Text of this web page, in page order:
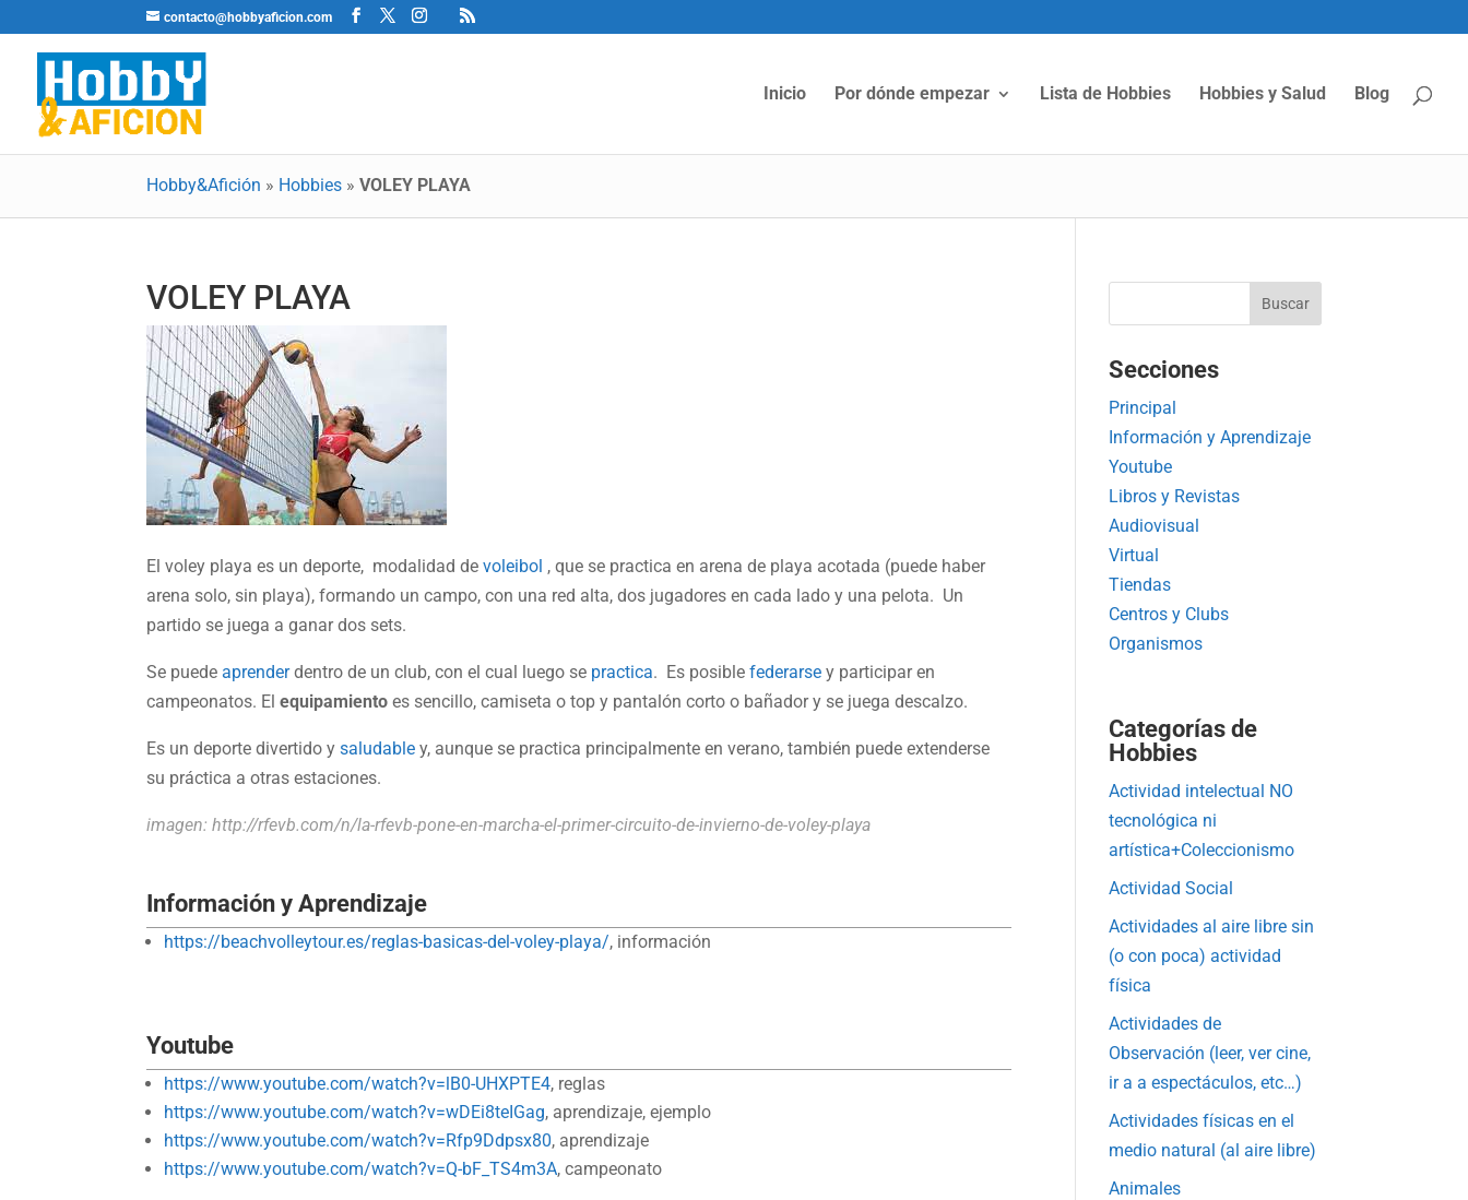
contacto@hobbyaficion.com
Hobby&Afición » Hobbies »VOLEY PLAYA
Inicio Por dónde empezar Lista de Hobbies Hobbies y Salud Blog
VOLEY PLAYA
El voley playa es un deporte, modalidad devoleibol , que se practica en arena de playa acotada (puede haber
arena solo, sin playa), formando un campo, con una red alta, dos jugadores en cada lado y una pelota. Un
partido se juega a ganar dos sets.
Se puede aprenderdentro de un club, con el cual luego se practica. Es posiblefederarse y participar en
campeonatos. Elequipamiento es sencillo, camiseta o top y pantalón corto o bañador y se juega descalzo.
Es un deporte divertido ysaludable y, aunque se practica principalmente en verano, también puede extenderse
su práctica a otras estaciones.
imagen: http://rfevb.com/n/la-rfevb-pone-en-marcha-el-primer-circuito-de-invierno-de-voley-playa
Información y Aprendizaje
https://beachvolleytour.es/reglas-basicas-del-voley-playa/, información
Youtube
https://www.youtube.com/watch?v=lB0-UHXPTE4, reglas
https://www.youtube.com/watch?v=wDEi8teIGag, aprendizaje, ejemplo
https://www.youtube.com/watch?v=Rfp9Ddpsx80, aprendizaje
https://www.youtube.com/watch?v=Q-bF_TS4m3A, campeonato
Secciones
Principal
Información y Aprendizaje
Youtube
Libros y Revistas
Audiovisual
Virtual
Tiendas
Centros y Clubs
Organismos
Categorías de
Hobbies
Actividad intelectual NO
tecnológica ni
artística+Coleccionismo
Actividad Social
Actividades al aire libre sin
(o con poca) actividad
física
Actividades de
Observación (leer, ver cine,
ir a a espectáculos, etc…)
Actividades físicas en el
medio natural (al aire libre)
Animales